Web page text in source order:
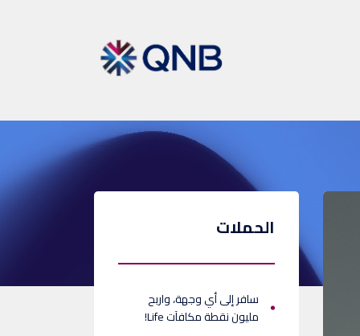
الحملات
سافر إلى أي وجهة، واربح
مليون نقطة مكافآت Life!